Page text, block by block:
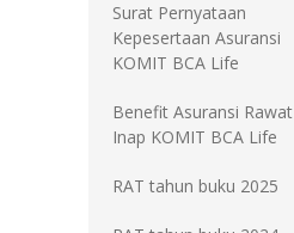
Surat Pernyataan
Kepesertaan Asuransi
KOMIT BCA Life
Benefit Asuransi Rawat
Inap KOMIT BCA Life
RAT tahun buku 2025